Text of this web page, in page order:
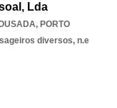
Lda
, PORTO
diversos, n.e